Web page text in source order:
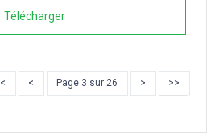
Télécharger
< Page 3 sur 26 > >>